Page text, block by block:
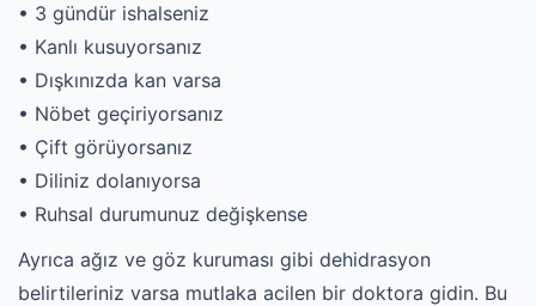
• 3 gündür ishalseniz
• Kanlı kusuyorsanız
• Dışkınızda kan varsa
• Nöbet geçiriyorsanız
• Çift görüyorsanız
• Diliniz dolanıyorsa
• Ruhsal durumunuz değişkense
Ayrıca ağız ve göz kuruması gibi dehidrasyon
belirtileriniz varsa mutlaka acilen bir doktora gidin. Bu